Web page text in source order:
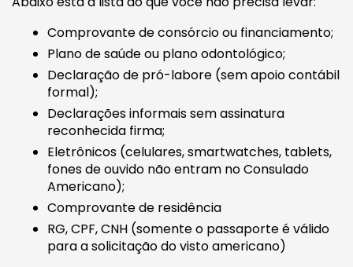
Comprovante de consórcio ou financiamento;
Plano de saúde ou plano odontológico;
Declaração de pró-labore (sem apoio contábil
formal);
Declarações informais sem assinatura
reconhecida firma;
Eletrônicos (celulares, smartwatches, tablets,
fones de ouvido não entram no Consulado
Americano);
Comprovante de residência
RG, CPF, CNH (somente o passaporte é válido
para a solicitação do visto americano)